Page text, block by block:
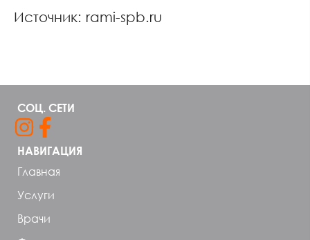
Источник: rami-spb.ru
НАВИГАЦИЯ
Главная
Услуги
Врачи
СОЦ. СЕТИ